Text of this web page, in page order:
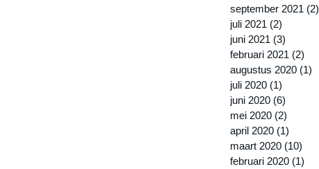
september 2021 (2)
juli 2021 (2)
juni 2021 (3)
februari 2021 (2)
augustus 2020 (1)
juli 2020 (1)
juni 2020 (6)
mei 2020 (2)
april 2020 (1)
maart 2020 (10)
februari 2020 (1)